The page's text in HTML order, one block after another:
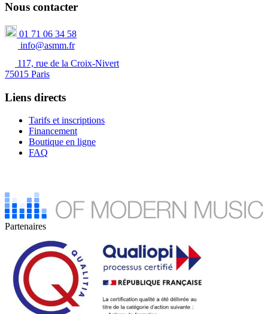
Nous contacter
01 71 06 34 58
info@asmm.fr
117, rue de la Croix-Nivert
75015 Paris
Liens directs
Tarifs et inscriptions
Financement
Boutique en ligne
FAQ
Partenaires